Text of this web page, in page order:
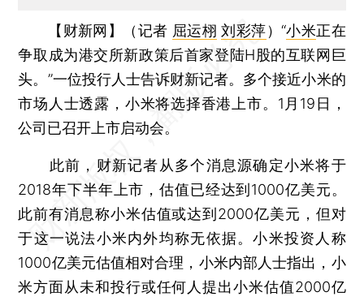
【财新网】（记者 屈运栩 刘彩萍）“小米正在
争取成为港交所新政策后首家登陆H股的互联网巨
头。”一位投行人士告诉财新记者。多个接近小米的
市场人士透露，小米将选择香港上市。1月19日，
公司已召开上市启动会。
此前，财新记者从多个消息源确定小米将于
2018年下半年上市，估值已经达到1000亿美元。
此前有消息称小米估值或达到2000亿美元，但对
于这一说法小米内外均称无依据。小米投资人称
1000亿美元估值相对合理，小米内部人士指出，小
米方面从未和投行或任何人提出小米估值2000亿